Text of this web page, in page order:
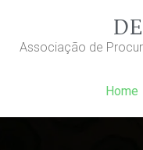
Associação de
Home